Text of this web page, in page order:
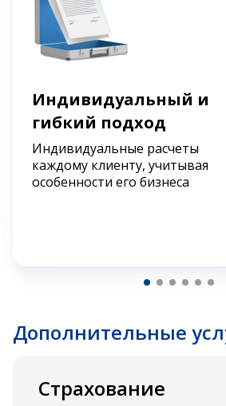
Индивидуальный и
гибкий подход
Индивидуальные расчеты
каждому клиенту, учитывая
особенности его бизнеса
Дополнительные
Страхование